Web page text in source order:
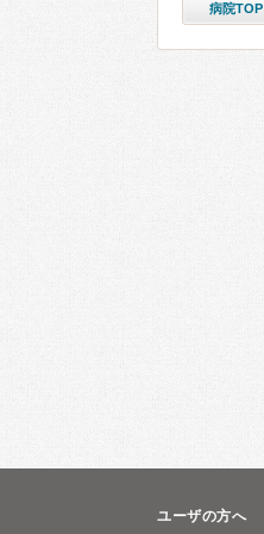
病院TOP
ユーザの方へ